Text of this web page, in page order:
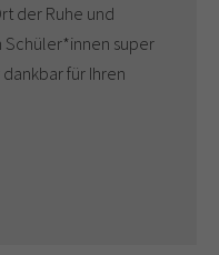
der Ruhe und
Schüler*innen super
für Ihren